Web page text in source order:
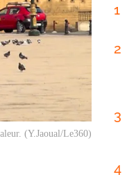
(Y.Jaoual/Le360)
1
2
3
4